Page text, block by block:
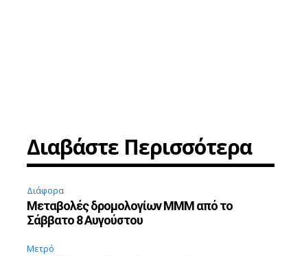
Διαβάστε Περισσότερα
Διάφορα
Μεταβολές δρομολογίων ΜΜΜ από το
Σάββατο 8 Αυγούστου
Μετρό